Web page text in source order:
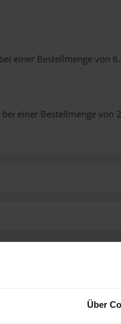
Über
bei einer Bestellmenge von
bei einer Bestellmenge von